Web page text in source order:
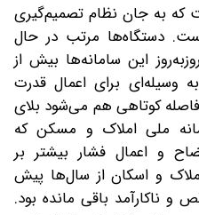
که به جان نظام تصمیم‌گیری
دستگاه‌ها مرتب در حال
این سامانه‌ها بیش از
وسیله‌ای برای اعمال قدرت
کوتاهی هم می‌شود بلای
ملی املاک و مسکن که
و اعمال فشار بیشتر بر
و اسکان از سال‌ها پیش
و ناکارآمد باقی مانده بود.